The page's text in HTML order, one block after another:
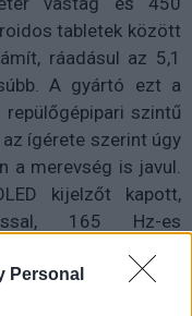
Personal
tabletek között
ráadásul az 5,1
A gyártó ezt a
szintű
ígérete szerint úgy
a merevség is javul.
kijelzőt kapott,
165 Hz-es
képes, a
pedig az előlap 93